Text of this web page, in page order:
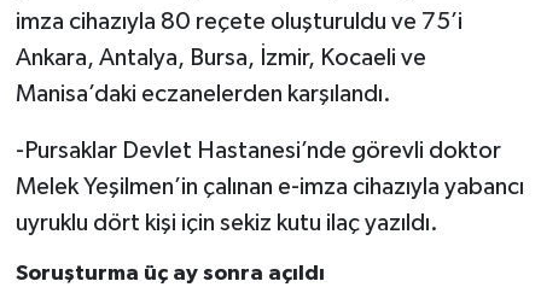
imza cihazıyla 80 reçete oluşturuldu ve 75’i
Ankara, Antalya, Bursa, İzmir, Kocaeli ve
Manisa’daki eczanelerden karşılandı.
-Pursaklar Devlet Hastanesi’nde görevli doktor
Melek Yeşilmen’in çalınan e-imza cihazıyla yabancı
uyruklu dört kişi için sekiz kutu ilaç yazıldı.
Soruşturma üç ay sonra açıldı